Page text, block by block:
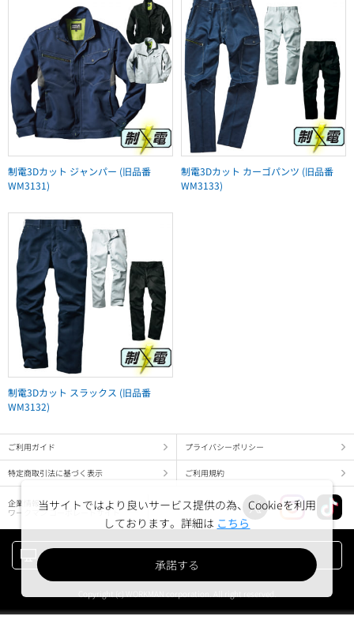
制電3Dカット ジャンパー (旧品番
WM3131)
制電3Dカット カーゴパンツ (旧品番
WM3133)
制電3Dカット スラックス (旧品番
WM3132)
ご利用ガイド プライバシーポリシー
特定商取引法に基づく表示 ご利用規約
企業情報
ワークマン コーポレートサイト
当サイトではより良いサービス提供の為、Cookieを利用
しております。詳細は こちら
承諾する